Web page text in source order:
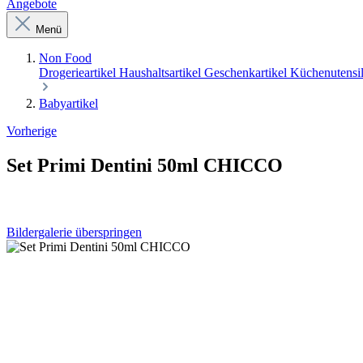
Angebote
Menü
Non Food
Drogerieartikel Haushaltsartikel Geschenkartikel
Babyartikel
Vorherige
Set Primi Dentini 50ml CHICCO
Bildergalerie überspringen